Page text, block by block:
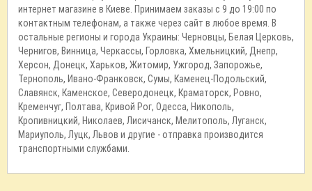
интернет магазине в Киеве. Принимаем заказы с 9 до 19:00 по
контактным телефонам, а также через сайт в любое время. В
остальные регионы и города Украины: Черновцы, Белая Церковь,
Чернигов, Винница, Черкассы, Горловка, Хмельницкий, Днепр,
Херсон, Донецк, Харьков, Житомир, Ужгород, Запорожье,
Тернополь, Ивано-Франковск, Сумы, Каменец-Подольский,
Славянск, Каменское, Северодонецк, Краматорск, Ровно,
Кременчуг, Полтава, Кривой Рог, Одесса, Никополь,
Кропивницкий, Николаев, Лисичанск, Мелитополь, Луганск,
Мариуполь, Луцк, Львов и другие - отправка производится
транспортными службами.